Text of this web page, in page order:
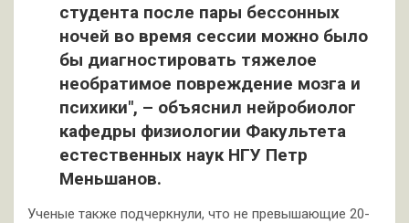
студента после пары бессонных
ночей во время сессии можно было
бы диагностировать тяжелое
необратимое повреждение мозга и
психики", – объяснил нейробиолог
кафедры физиологии Факультета
естественных наук НГУ Петр
Меньшанов.
Ученые также подчеркнули, что не превышающие 20-